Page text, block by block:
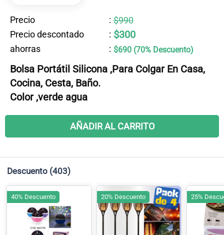
Precio : $990
Precio descontado
: $300
ahorras : $690 (70% Descuento)
Bolsa Portátil Silicona ,Para Colgar En Casa,
Cocina, Cesta, Baño.
Color ,verde agua
AÑADIR AL CARRITO
Descuento (403)
40% Descuento 20% Descuento 25%